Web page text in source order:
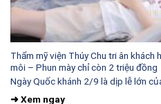
Thẩm mỹ viện Thúy Chu tri ân khách
môi – Phun mày chỉ còn 2 triệu đồng
Ngày Quốc khánh 2/9 là dịp lễ lớn